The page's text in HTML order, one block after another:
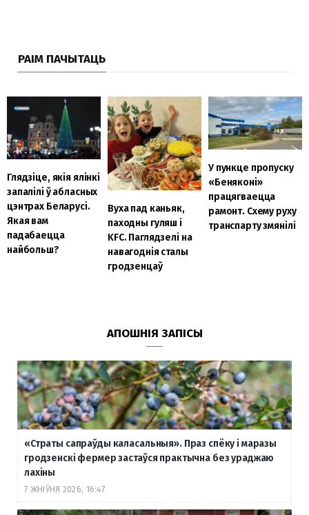
РАІМ ПАЧЫТАЦЬ
Глядзіце, якія ялінкі
запалілі ў абласных
цэнтрах Беларусі.
Якая вам
падабаецца
найбольш?
Вуха пад каньяк,
паходны гуляш і
KFC. Паглядзелі на
навагоднія сталы
гродзенцаў
У пункце пропуску
«Беняконі»
працягваецца
рамонт. Схему руху
транспарту змянілі
АПОШНІЯ ЗАПІСЫ
«Страты сапраўды каласальныя». Праз спёку і маразы
гродзенскі фермер застаўся практычна без ураджаю
лахіны
7 ЖНІЎНЯ 2026, 16:47